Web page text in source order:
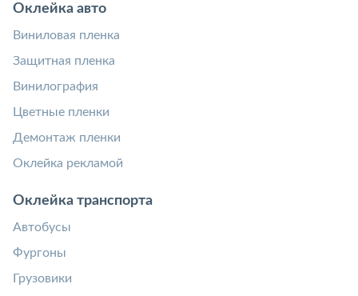
Оклейка авто
Виниловая пленка
Защитная пленка
Винилография
Цветные пленки
Демонтаж пленки
Оклейка рекламой
Оклейка транспорта
Автобусы
Фургоны
Грузовики